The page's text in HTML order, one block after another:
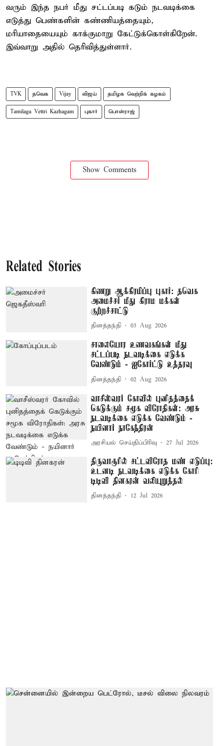
வரும் இந்த நபர் மீது சட்டப்படி கடும் நடவடிக்கை
எடுத்து பெண்களின் கண்ணியத்தையும்,
மரியாதையையும் காக்குமாறு கேட்டுக்கொள்கிறேன்.
இவ்வாறு அதில் தெரிவித்துள்ளார்.
TVK தவெக Vijay விஜய் தமிழக வெற்றிக் கழகம்
Tamilaga Vettri Kazhagam புகார் பொன்ராஜ்
Show Comments
Related Stories
கிணறு ஆக்கிரமிப்பு புகார்: தவெக
அமைச்சர் மீது கிராம மக்கள்
குற்றச்சாட்டு
தினத்தந்தி 03 Aug 2026
சாலையோர உணவகங்கள் மீது
சட்டப்படி நடவடிக்கை எடுக்க
வேண்டும் - ஐகோர்ட்டு உத்தரவு
தினத்தந்தி 02 Aug 2026
வாசீஸ்வரர் கோவில் புனிதத்தைக்
கெடுக்கும் சமூக விரோதிகள்: அரசு
நடவடிக்கை எடுக்க வேண்டும் -
நயினார் நாகேந்திரன்
அரசியல் செய்திப்பிரிவு 27 Jul 2026
திருவாரூரில் சட்டவிரோத மண் எடுப்பு:
உடனடி நடவடிக்கை எடுக்க கோரி
டிடிவி தினகரன் வலியுறுத்தல்
தினத்தந்தி 12 Jul 2026